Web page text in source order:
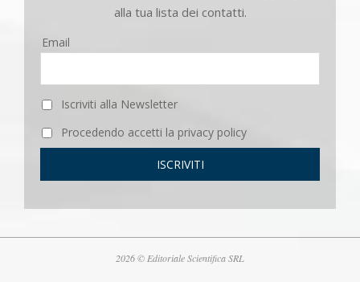
alla tua lista dei contatti.
Email
Iscriviti alla Newsletter
Procedendo accetti la privacy policy
2026 © Editoriale Scientifica SRL